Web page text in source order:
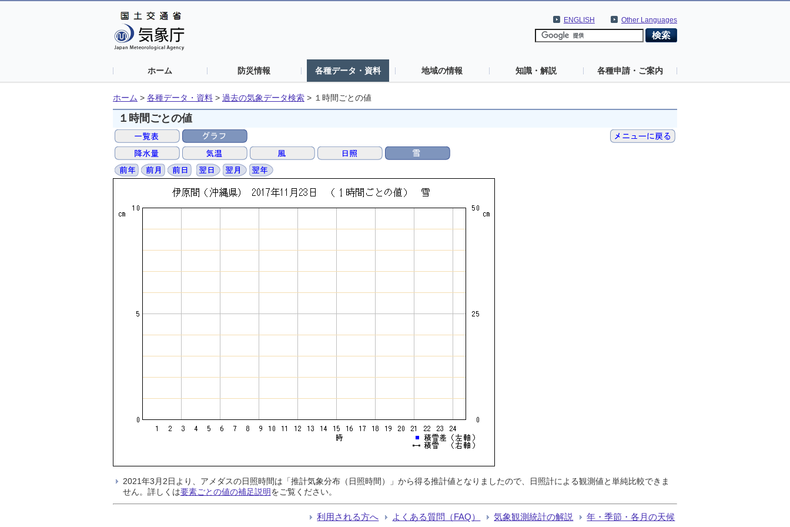
Other Languages
ENGLISH
ホーム 防災情報 各種データ・資料 地域の情報 知識・解説 各種申請・ご案内
ホーム > 各種データ・資料 > 過去の気象データ検索 > １時間ごとの値
１時間ごとの値
2021年3月2日より、アメダスの日照時間は「推計気象分布（日照時間）」から得る推計値となりましたので、日照計による観測値と単純比較できま
せん。詳しくは要素ごとの値の補足説明をご覧ください。
利用される方へ よくある質問（FAQ） 気象観測統計の解説 年・季節・各月の天候